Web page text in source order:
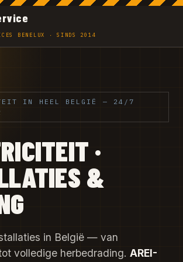
BENELUX · SINDS 2014
IN HEEL BELGIË — 24/7
·
&
in België — van
volledige herbedrading. AREI-